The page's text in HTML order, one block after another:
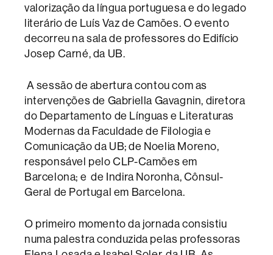
valorização da língua portuguesa e do legado
literário de Luís Vaz de Camões. O evento
decorreu na sala de professores do Edifício
Josep Carné, da UB.
A sessão de abertura contou com as
intervenções de Gabriella Gavagnin, diretora
do Departamento de Línguas e Literaturas
Modernas da Faculdade de Filologia e
Comunicação da UB; de Noelia Moreno,
responsável pelo CLP-Camões em
Barcelona; e de Indira Noronha, Cônsul-
Geral de Portugal em Barcelona.
O primeiro momento da jornada consistiu
numa palestra conduzida pelas professoras